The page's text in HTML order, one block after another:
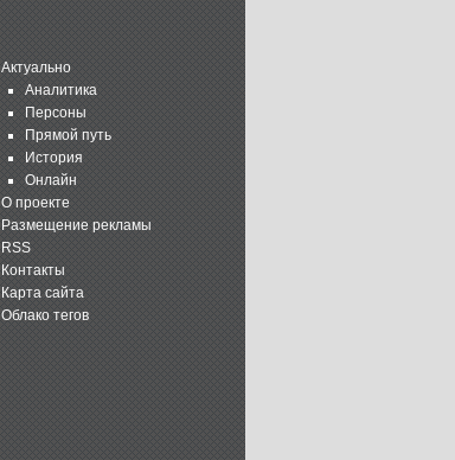
Актуально
Аналитика
Персоны
Прямой путь
История
Онлайн
О проекте
Размещение рекламы
RSS
Контакты
Карта сайта
Облако тегов